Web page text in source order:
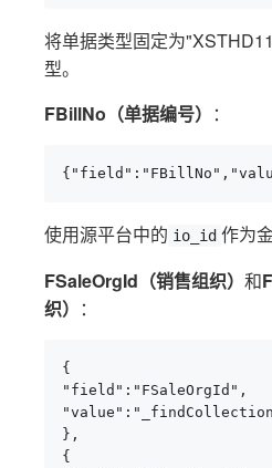
将单据类型固定为
型。
FBillNo（单据编号） ：
使用源平台中的 io_id 作为
FSaleOrgId（销售组织） 和
织） ：
{
"field":"FSaleOrgId",
"value":"_findCollection
},
{